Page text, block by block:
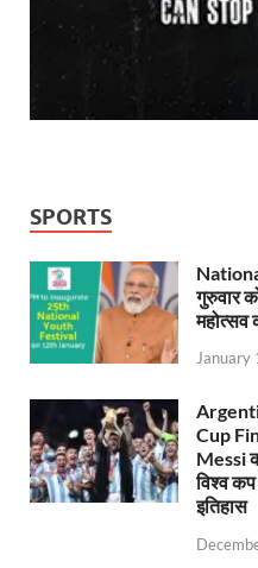
SPORTS
गुरुवार
महोत्सव
January
Cup
Messi
विश्व
इतिहास